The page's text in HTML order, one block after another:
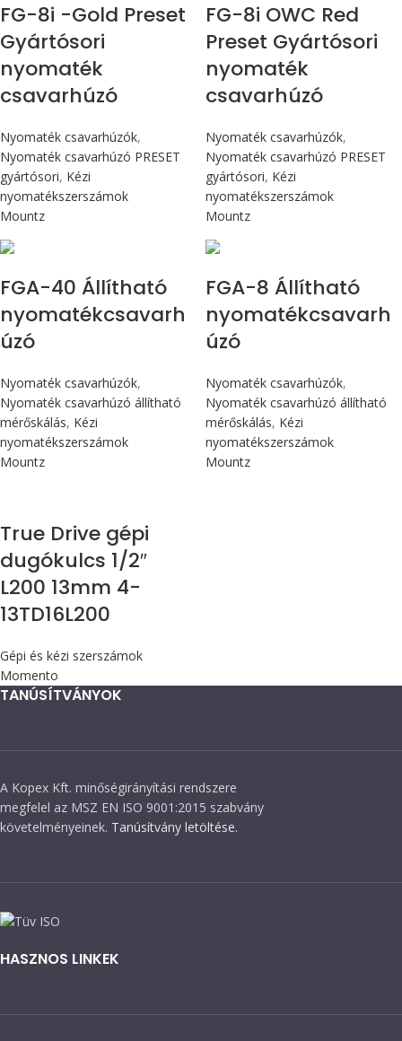
FG-8i -Gold Preset
Gyártósori
nyomaték
csavarhúzó
Nyomaték csavarhúzók,
Nyomaték csavarhúzó PRESET
gyártósori, Kézi
nyomatékszerszámok
Mountz
FG-8i OWC Red
Preset Gyártósori
nyomaték
csavarhúzó
Nyomaték csavarhúzók,
Nyomaték csavarhúzó PRESET
gyártósori, Kézi
nyomatékszerszámok
Mountz
FGA-40 Állítható
nyomatékcsavarh
úzó
Nyomaték csavarhúzók,
Nyomaték csavarhúzó állítható
mérőskálás, Kézi
nyomatékszerszámok
Mountz
FGA-8 Állítható
nyomatékcsavarh
úzó
Nyomaték csavarhúzók,
Nyomaték csavarhúzó állítható
mérőskálás, Kézi
nyomatékszerszámok
Mountz
True Drive gépi
dugókulcs 1/2″
L200 13mm 4-
13TD16L200
Gépi és kézi szerszámok
Momento
TANÚSÍTVÁNYOK
A Kopex Kft. minőségirányítási rendszere
megfelel az MSZ EN ISO 9001:2015 szabvány
követelményeinek. Tanúsítvány letöltése.
HASZNOS LINKEK